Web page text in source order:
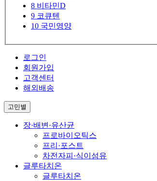
8 비타민D
9 코큐텐
10 국민영양
로그인
회원가입
고객센터
해외배송
고민별
장·배변·유산균
프로바이오틱스
프리·포스트
차전자피·식이섬유
글루타치온
글루타치온